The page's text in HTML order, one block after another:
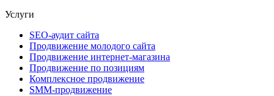
Услуги
SEO-аудит сайта
Продвижение молодого сайта
Продвижение интернет-магазина
Продвижение по позициям
Комплексное продвижение
SMM-продвижение